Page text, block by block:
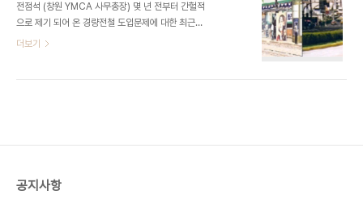
전점석 (창원 YMCA 사무총장) 몇 년 전부터 간헐적
으로 제기 되어 온 경량전철 도입문제에 대한 최근의
본격적인 논의 과정을 지켜보면서 상식적으로 이해
창·진을 잇는 노면전차를 제안하였는데 3년 전인
더보기
공지사항